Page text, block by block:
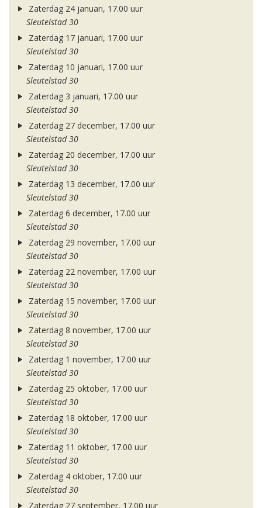
Zaterdag 24 januari, 17.00 uur
Sleutelstad 30
Zaterdag 17 januari, 17.00 uur
Sleutelstad 30
Zaterdag 10 januari, 17.00 uur
Sleutelstad 30
Zaterdag 3 januari, 17.00 uur
Sleutelstad 30
Zaterdag 27 december, 17.00 uur
Sleutelstad 30
Zaterdag 20 december, 17.00 uur
Sleutelstad 30
Zaterdag 13 december, 17.00 uur
Sleutelstad 30
Zaterdag 6 december, 17.00 uur
Sleutelstad 30
Zaterdag 29 november, 17.00 uur
Sleutelstad 30
Zaterdag 22 november, 17.00 uur
Sleutelstad 30
Zaterdag 15 november, 17.00 uur
Sleutelstad 30
Zaterdag 8 november, 17.00 uur
Sleutelstad 30
Zaterdag 1 november, 17.00 uur
Sleutelstad 30
Zaterdag 25 oktober, 17.00 uur
Sleutelstad 30
Zaterdag 18 oktober, 17.00 uur
Sleutelstad 30
Zaterdag 11 oktober, 17.00 uur
Sleutelstad 30
Zaterdag 4 oktober, 17.00 uur
Sleutelstad 30
Zaterdag 27 september, 17.00 uur